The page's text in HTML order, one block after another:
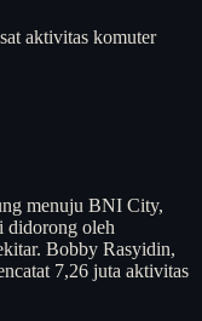
aktivitas komuter
menuju BNI City,
didorong oleh
Bobby Rasyidin,
7,26 juta aktivitas